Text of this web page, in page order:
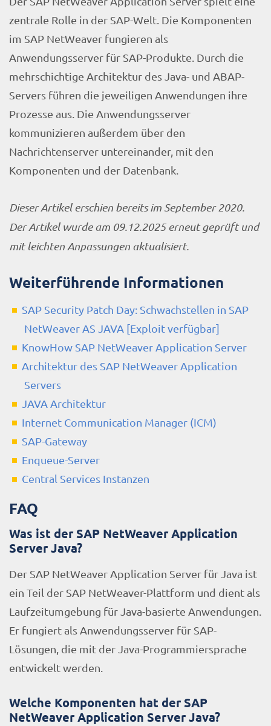
zentrale Rolle in der SAP-Welt. Die Komponenten
im SAP NetWeaver fungieren als
Anwendungsserver für SAP-Produkte. Durch die
mehrschichtige Architektur des Java- und ABAP-
Servers führen die jeweiligen Anwendungen ihre
Prozesse aus. Die Anwendungsserver
kommunizieren außerdem über den
Nachrichtenserver untereinander, mit den
Komponenten und der Datenbank.
Dieser Artikel erschien bereits im September 2020.
Der Artikel wurde am 09.12.2025 erneut geprüft und
mit leichten Anpassungen aktualisiert.
Weiterführende Informationen
SAP Security Patch Day: Schwachstellen in SAP
NetWeaver AS JAVA [Exploit verfügbar]
KnowHow SAP NetWeaver Application Server
Architektur des SAP NetWeaver Application
Servers
JAVA Architektur
Internet Communication Manager (ICM)
SAP-Gateway
Enqueue-Server
Central Services Instanzen
FAQ
Was ist der SAP NetWeaver Application
Server Java?
Der SAP NetWeaver Application Server für Java ist
ein Teil der SAP NetWeaver-Plattform und dient als
Laufzeitumgebung für Java-basierte Anwendungen.
Er fungiert als Anwendungsserver für SAP-
Lösungen, die mit der Java-Programmiersprache
entwickelt werden.
Welche Komponenten hat der SAP
NetWeaver Application Server Java?